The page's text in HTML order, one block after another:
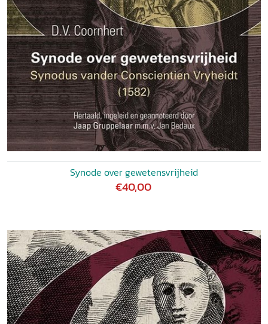
Synode over gewetensvrijheid
€40,00